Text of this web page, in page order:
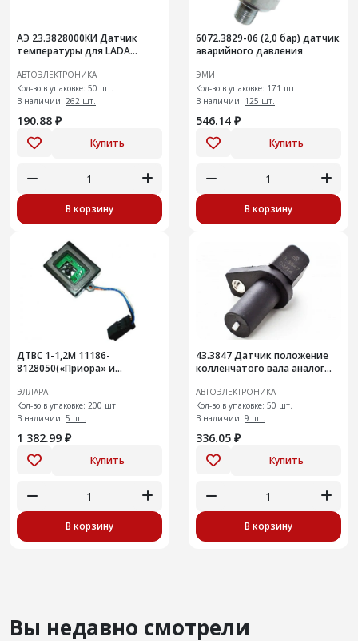
АЭ 23.3828000КИ Датчик
температуры для LADA
АВТОЭЛЕКТРОНИКА
Кол-во в упаковке: 50 шт.
В наличии: 262 шт.
190.88 ₽
Купить
В корзину
6072.3829-06 (2,0 бар) датчик
аварийного давления
ЭМИ
Кол-во в упаковке: 171 шт.
В наличии: 125 шт.
546.14 ₽
Купить
В корзину
ДТВС 1-1,2М 11186-
8128050(«Приора» и
ЭЛЛАРА
Кол-во в упаковке: 200 шт.
В наличии: 5 шт.
1 382.99 ₽
Купить
В корзину
43.3847 Датчик положение
колленчатого вала аналог
АВТОЭЛЕКТРОНИКА
Кол-во в упаковке: 50 шт.
В наличии: 9 шт.
336.05 ₽
Купить
В корзину
Вы недавно смотрели